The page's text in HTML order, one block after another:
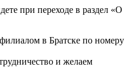
при переходе в раздел «О
в Братске по номеру
и желаем